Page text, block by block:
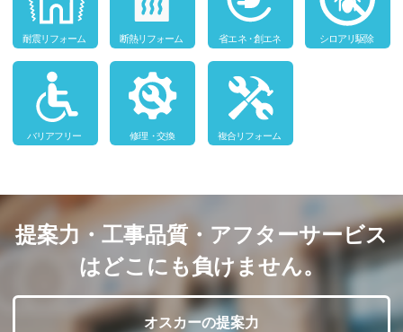
提案力・工事品質・アフターサービス
はどこにも負けません。
オスカーの提案力